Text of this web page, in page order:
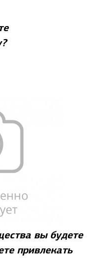
вы будете
привлекать